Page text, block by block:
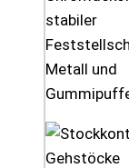
stabiler
Metall und